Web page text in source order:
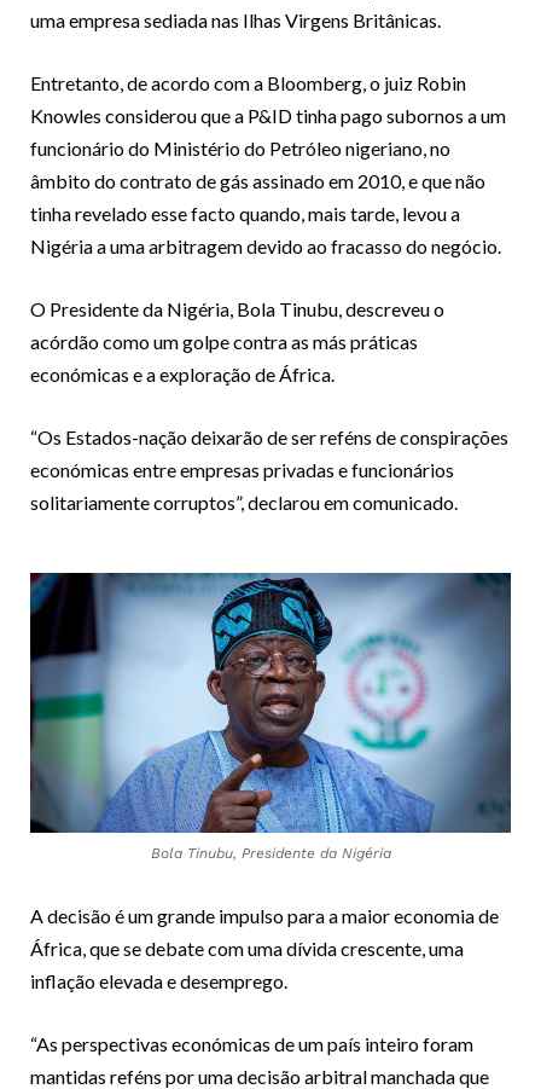
uma empresa sediada nas Ilhas Virgens Britânicas.
Entretanto, de acordo com a Bloomberg, o juiz Robin
Knowles considerou que a P&ID tinha pago subornos a um
funcionário do Ministério do Petróleo nigeriano, no
âmbito do contrato de gás assinado em 2010, e que não
tinha revelado esse facto quando, mais tarde, levou a
Nigéria a uma arbitragem devido ao fracasso do negócio.
O Presidente da Nigéria, Bola Tinubu, descreveu o
acórdão como um golpe contra as más práticas
económicas e a exploração de África.
“Os Estados-nação deixarão de ser reféns de conspirações
económicas entre empresas privadas e funcionários
solitariamente corruptos”, declarou em comunicado.
Bola Tinubu, Presidente da Nigéria
A decisão é um grande impulso para a maior economia de
África, que se debate com uma dívida crescente, uma
inflação elevada e desemprego.
“As perspectivas económicas de um país inteiro foram
mantidas reféns por uma decisão arbitral manchada que